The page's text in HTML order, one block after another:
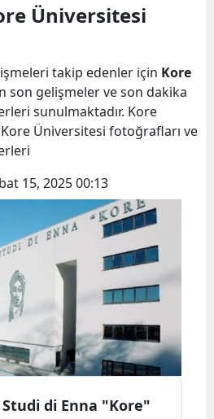
Üniversitesi
takip edenler için Kore
son gelişmeler ve son dakika
sunulmaktadır. Kore
Üniversitesi fotoğrafları ve
15, 2025 00:13
di Enna "Kore"